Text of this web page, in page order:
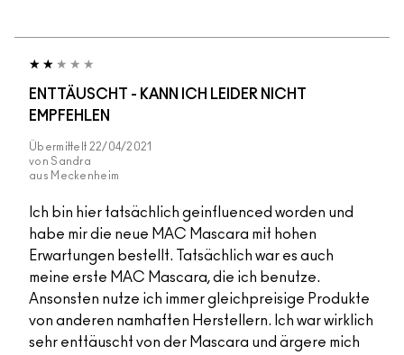
ENTTÄUSCHT - KANN ICH LEIDER NICHT
EMPFEHLEN
Übermittelt 22/04/2021
von Sandra
aus Meckenheim
Ich bin hier tatsächlich geinfluenced worden und
habe mir die neue MAC Mascara mit hohen
Erwartungen bestellt. Tatsächlich war es auch
meine erste MAC Mascara, die ich benutze.
Ansonsten nutze ich immer gleichpreisige Produkte
von anderen namhaften Herstellern. Ich war wirklich
sehr enttäuscht von der Mascara und ärgere mich